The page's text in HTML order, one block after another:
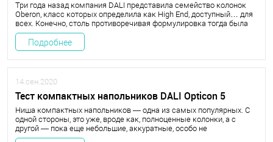
Три года назад компания DALI представила семейство колонок
Oberon, класс которых определила как High End, доступный… для
всех. Конечно, столь противоречивая формулировка тогда была
воспринята как шутка, но сегодня появился реальный повод для
хайпа. Гляньте-ка, какие исполины возглавили «обероновскую»
банду!
Подробнее
14.сен.2020
Тест компактных напольников DALI Opticon 5
Ниша компактных напольников — одна из самых популярных. С
одной стороны, это уже, вроде как, полноценные колонки, а с
другой — пока еще небольшие, аккуратные, особо не
привлекающие внимания и практически не способные навлечь на